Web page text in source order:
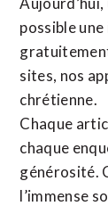
possible
sites, nos
chrétienne.
Chaque
chaque
générosité.
l’immense